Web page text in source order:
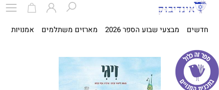
חדשים מבצעי שבוע הספר 2026 מארזים משתלמים אמנויות